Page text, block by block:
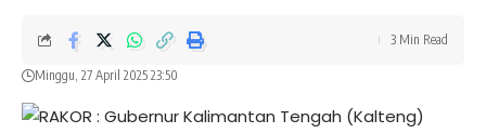
Minggu, 27 April 2025 23:50
3 Min Read